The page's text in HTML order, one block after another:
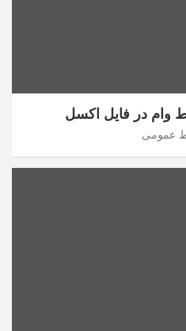
وام در فایل اکسل
عمومی